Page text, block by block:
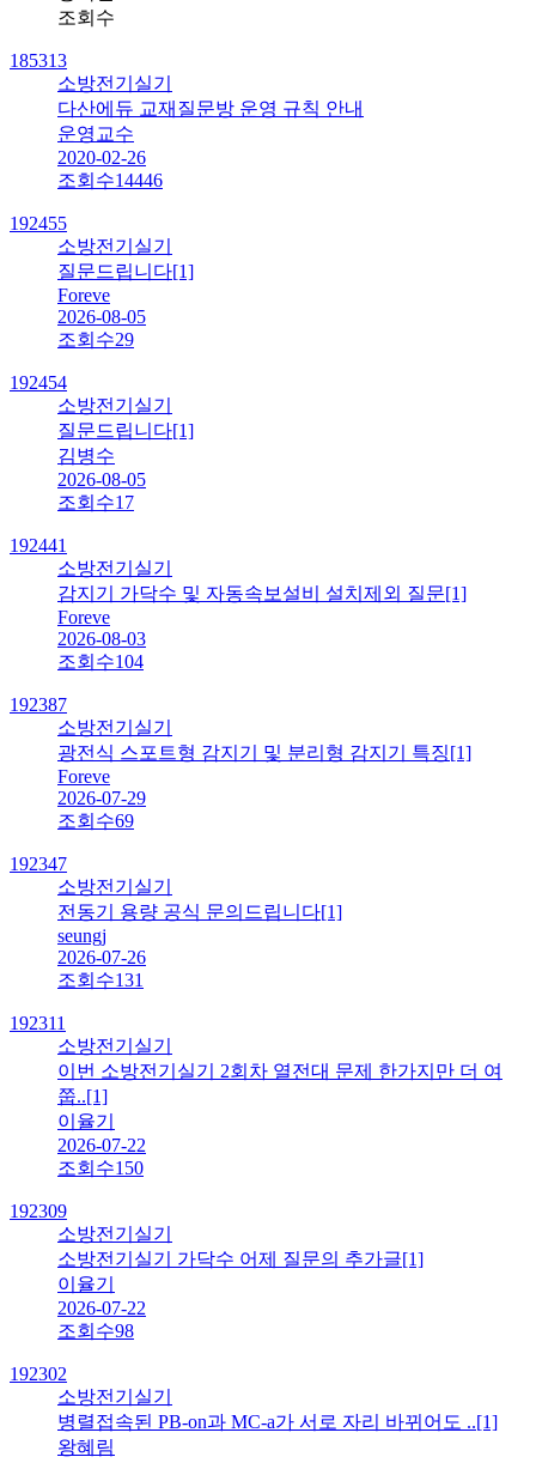
조회수
185313
소방전기실기
다산에듀 교재질문방 운영 규칙 안내
운영교수
2020-02-26
조회수14446
192455
소방전기실기
질문드립니다[1]
Foreve
2026-08-05
조회수29
192454
소방전기실기
질문드립니다[1]
김병수
2026-08-05
조회수17
192441
소방전기실기
감지기 가닥수 및 자동속보설비 설치제외 질문[1]
Foreve
2026-08-03
조회수104
192387
소방전기실기
광전식 스포트형 감지기 및 분리형 감지기 특징[1]
Foreve
2026-07-29
조회수69
192347
소방전기실기
전동기 용량 공식 문의드립니다[1]
seungj
2026-07-26
조회수131
192311
소방전기실기
이번 소방전기실기 2회차 열전대 문제 한가지만 더 여
쭙..[1]
이율기
2026-07-22
조회수150
192309
소방전기실기
소방전기실기 가닥수 어제 질문의 추가글[1]
이율기
2026-07-22
조회수98
192302
소방전기실기
병렬접속된 PB-on과 MC-a가 서로 자리 바뀌어도 ..[1]
왕혜림